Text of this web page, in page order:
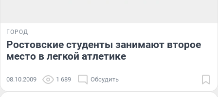
ГОРОД
Ростовские студенты занимают второе
место в легкой атлетике
08.10.2009 1 689 Обсудить